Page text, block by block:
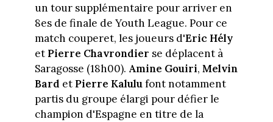
un tour supplémentaire pour arriver en
8es de finale de Youth League. Pour ce
match couperet, les joueurs d'Eric Hély
et Pierre Chavrondier se déplacent à
Saragosse (18h00). Amine Gouiri, Melvin
Bard et Pierre Kalulufont notamment
partis du groupe élargi pour défier le
champion d'Espagne en titre de la